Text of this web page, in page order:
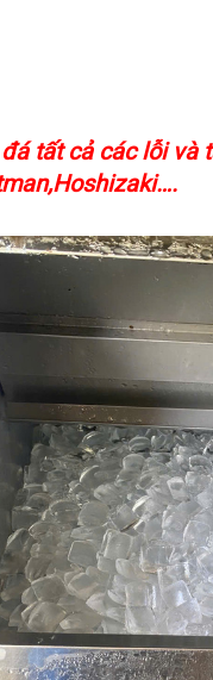
tất cả các lỗi và